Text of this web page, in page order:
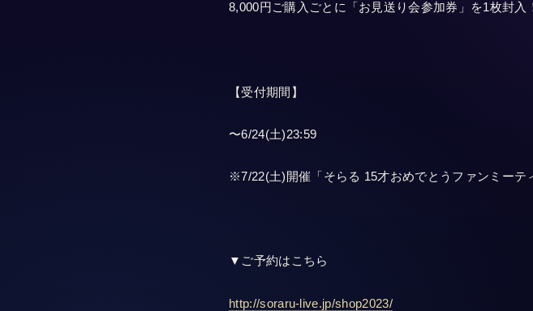
8,000円ご購入ごとに「お見送り会参加券」を1枚封入
【受付期間】
〜6/24(土)23:59
※7/22(土)開催「そらる 15才おめでとうファンミーテ
▼ご予約はこちら
http://soraru-live.jp/shop2023/